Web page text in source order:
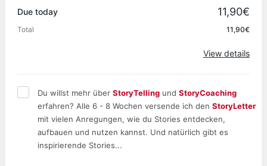
Due today 11,90€
Total 11,90€
View details
Du willst mehr über StoryTelling und StoryCoaching
erfahren? Alle 6 - 8 Wochen versende ich den StoryLetter
mit vielen Anregungen, wie du Stories entdecken,
aufbauen und nutzen kannst. Und natürlich gibt es
inspirierende Stories...